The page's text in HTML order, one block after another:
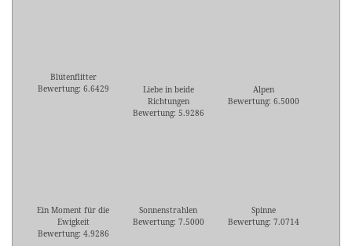
Blütenflitter
Bewertung: 6.6429
Liebe in beide
Richtungen
Bewertung: 5.9286
Alpen
Bewertung: 6.5000
Ein Moment für die
Ewigkeit
Bewertung: 4.9286
Sonnenstrahlen
Bewertung: 7.5000
Spinne
Bewertung: 7.0714